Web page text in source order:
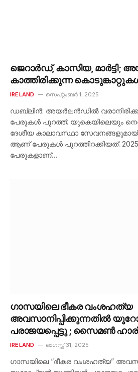
ജെറാർഡ്, കാസിയ, മാർട്ടി;
കാത്തിരിക്കുന്ന
IRELAND സെപ്റ്റംബർ 1, 2025
ഡബ്ലിൻ: അയർലൻഡിൽ
പേരുകൾ പുറത്ത്. യുകെയിലെയും
ദേശീയ കാലാവസ്ഥാ
ആണ് പേരുകൾ പുറത്തിറക്കിയത്.
പേരുകളാണ്…
ഗാസയിലെ ഭീകര വംശഹത്യ
അവസാനിപ്പിക്കുന്നതിൽ
പരാജയപ്പെട്ടു ; സൈമൺ
IRELAND ഓഗസ്റ്റ്‌ 31, 2025
ഗാസയിലെ “ഭീകര വംശഹത്യ”